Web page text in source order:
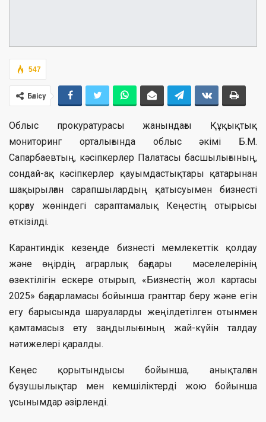
547
Бөлісу
Облыс прокуратурасы жанындағы Құқықтық
мониторинг орталығында облыс әкімі Б.М.
Сапарбаевтың, кәсіпкерлер Палатасы басшылығының,
сондай-ақ кәсіпкерлер қауымдастықтары қатарынан
шақырылған сарапшылардың қатысуымен бизнесті
қорғау жөніндегі сараптамалық Кеңестің отырысы
өткізілді.
Карантиндік кезеңде бизнесті мемлекеттік қолдау
және өңірдің аграрлық бағдары мәселелерінің
өзектілігін ескере отырып, «Бизнестің жол картасы
2025» бағдарламасы бойынша гранттар беру және егін
егу барысында шаруаларды жеңілдетілген отынмен
қамтамасыз ету заңдылығының жай-күйін талдау
нәтижелері қаралды.
Кеңес қорытындысы бойынша, анықталған
бұзушылықтар мен кемшіліктерді жою бойынша
ұсынымдар әзірленді.